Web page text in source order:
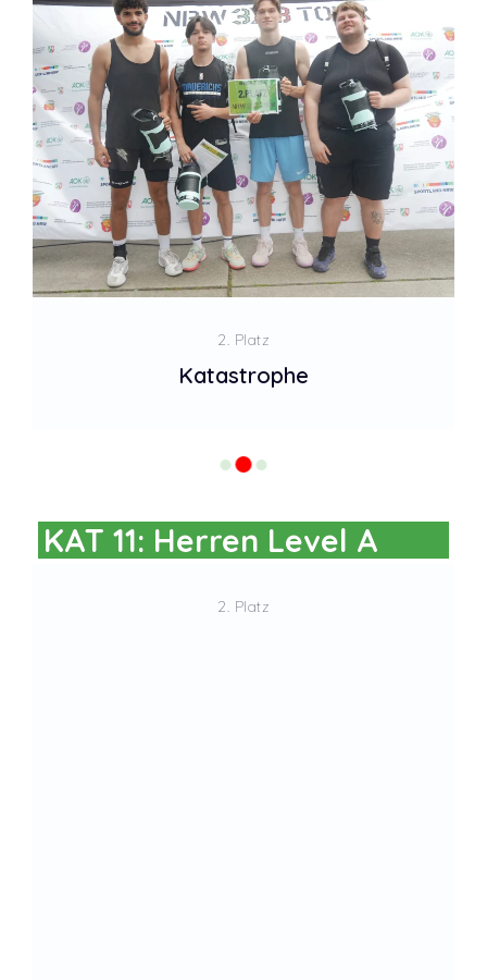
2. Platz
Katastrophe
KAT 11: Herren Level A
2. Platz